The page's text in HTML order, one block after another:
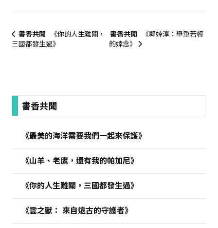
書香共聞
《你的人生難關，
三國都發生過》
書香共聞
《郭婞淳：舉重若輕
的婞念》
:::書香共聞
《最美的海洋需要我們一起來保護》
《山羊、老鷹，還有我的帕加尼》
《你的人生難關，三國都發生過》
《雲之獸： 來自遠古的守護者》